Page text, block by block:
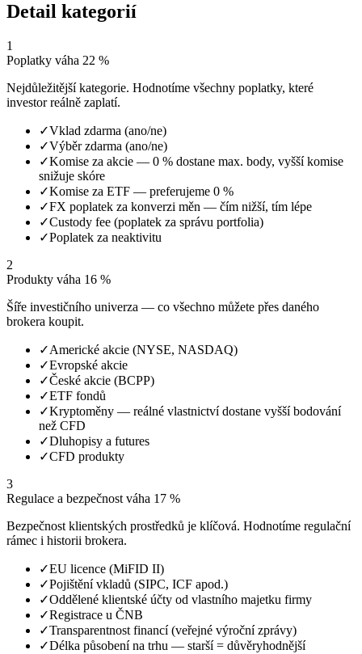
Detail kategorií
1
Poplatky váha 22 %
Nejdůležitější kategorie. Hodnotíme všechny poplatky, které
investor reálně zaplatí.
✓Vklad zdarma (ano/ne)
✓Výběr zdarma (ano/ne)
✓Komise za akcie — 0 % dostane max. body, vyšší komise
snižuje skóre
✓Komise za ETF — preferujeme 0 %
✓FX poplatek za konverzi měn — čím nižší, tím lépe
✓Custody fee (poplatek za správu portfolia)
✓Poplatek za neaktivitu
2
Produkty váha 16 %
Šíře investičního univerza — co všechno můžete přes daného
brokera koupit.
✓Americké akcie (NYSE, NASDAQ)
✓Evropské akcie
✓České akcie (BCPP)
✓ETF fondů
✓Kryptoměny — reálné vlastnictví dostane vyšší bodování
než CFD
✓Dluhopisy a futures
✓CFD produkty
3
Regulace a bezpečnost váha 17 %
Bezpečnost klientských prostředků je klíčová. Hodnotíme regulační
rámec i historii brokera.
✓EU licence (MiFID II)
✓Pojištění vkladů (SIPC, ICF apod.)
✓Oddělené klientské účty od vlastního majetku firmy
✓Registrace u ČNB
✓Transparentnost financí (veřejné výroční zprávy)
✓Délka působení na trhu — starší = důvěryhodnější